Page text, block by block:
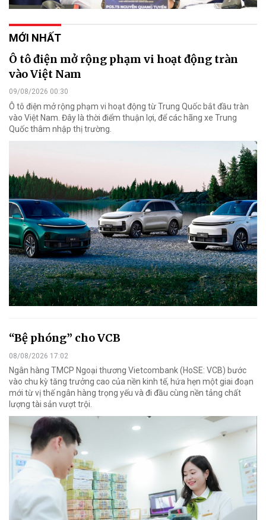
MỚI NHẤT
Ô tô điện mở rộng phạm vi hoạt động tràn
vào Việt Nam
09/08/2026 00:30
Ô tô điện mở rộng phạm vi hoạt động từ Trung Quốc bắt đầu tràn
vào Việt Nam. Đây là thời điểm thuận lợi, để các hãng xe Trung
Quốc thâm nhập thị trường.
“Bệ phóng” cho VCB
08/08/2026 17:02
Ngân hàng TMCP Ngoại thương Vietcombank (HoSE: VCB) bước
vào chu kỳ tăng trưởng cao của nền kinh tế, hứa hẹn một giai đoạn
mới từ vị thế ngân hàng trọng yếu và đi đầu cùng nền tảng chất
lượng tài sản vượt trội.